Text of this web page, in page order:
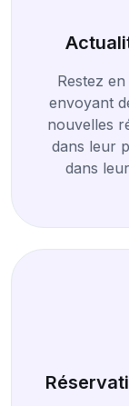
Restez
envoyant
nouvelles
dans leur
dans